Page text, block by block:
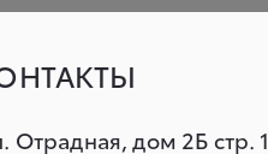
Отрадная, дом 2Б стр. 1